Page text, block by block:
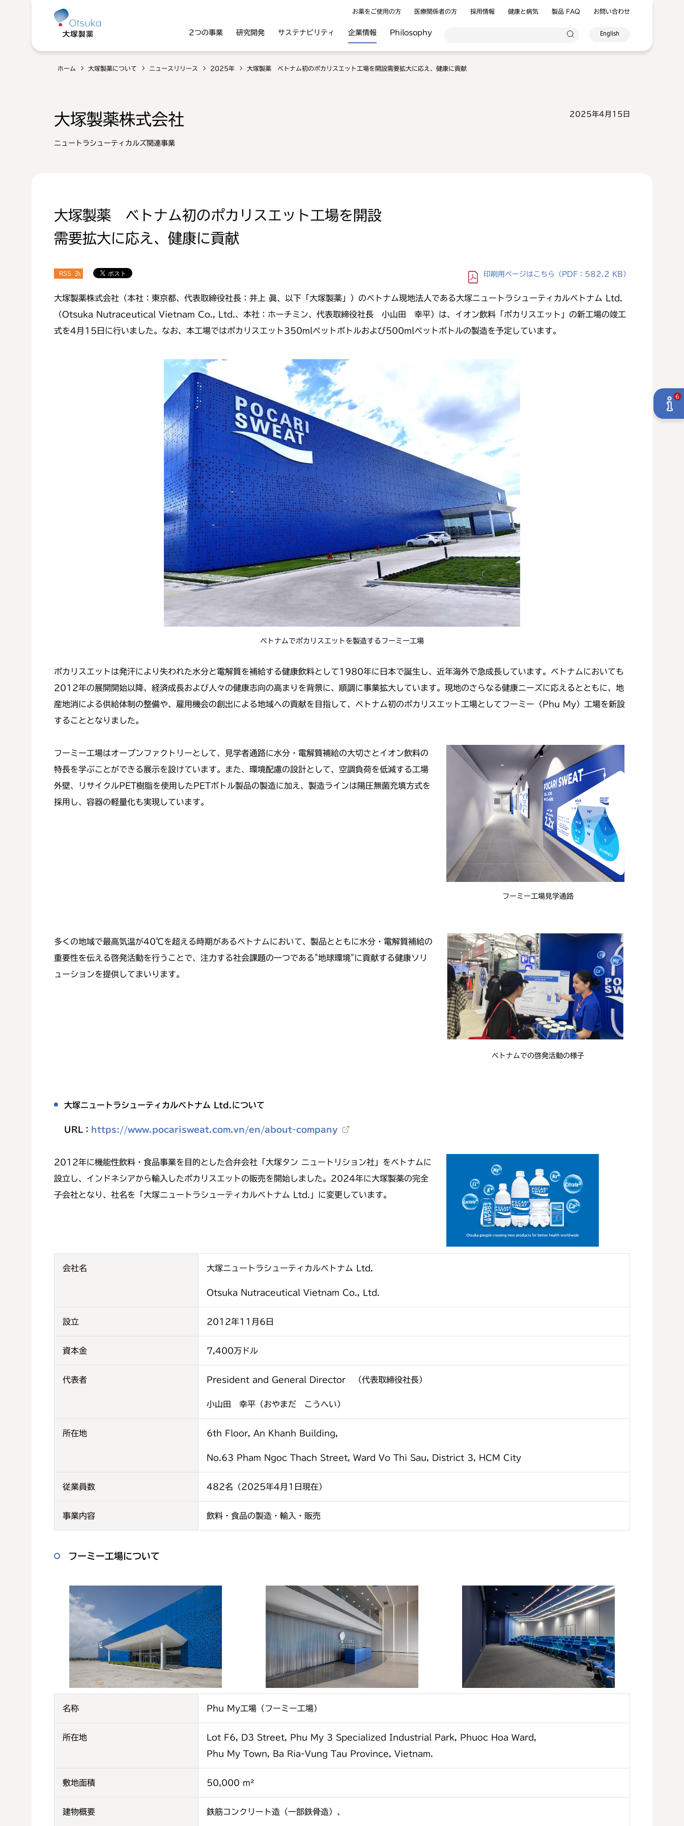
お薬をご使用の方 医療関係者の方 採用情報 健康と病気 製品 FAQ お問い合わせ
2つの事業 研究開発 サステナビリティ 企業情報 Philosophy English
ホーム 大塚製薬について ニュースリリース 2025年 大塚製薬 ベトナム初のポカリスエット工場を開設需要拡大に応え、健康に貢献
大塚製薬株式会社
ニュートラシューティカルズ関連事業
2025年4月15日
大塚製薬 ベトナム初のポカリスエット工場を開設
需要拡大に応え、健康に貢献
RSS 印刷用ページはこちら （PDF：582.2 KB）
大塚製薬株式会社（本社：東京都、代表取締役社長：井上 眞、以下「大塚製薬」）のベトナム現地法人である大塚ニュートラシューティカルベトナム Ltd.
（Otsuka Nutraceutical Vietnam Co., Ltd.、本社：ホーチミン、代表取締役社長 小山田 幸平）は、イオン飲料「ポカリスエット」の新工場の竣工
式を4月15日に行いました。なお、本工場ではポカリスエット350mlペットボトルおよび500mlペットボトルの製造を予定しています。
ベトナムでポカリスエットを製造するフーミー工場
ポカリスエットは発汗により失われた水分と電解質を補給する健康飲料として1980年に日本で誕生し、近年海外で急成長しています。ベトナムにおいても
2012年の展開開始以降、経済成長および人々の健康志向の高まりを背景に、順調に事業拡大しています。現地のさらなる健康ニーズに応えるとともに、地
産地消による供給体制の整備や、雇用機会の創出による地域への貢献を目指して、ベトナム初のポカリスエット工場としてフーミー（Phu My）工場を新設
することとなりました。
フーミー工場見学通路
フーミー工場はオープンファクトリーとして、見学者通路に水分・電解質補給の大切さとイオン飲料の
特長を学ぶことができる展示を設けています。また、環境配慮の設計として、空調負荷を低減する工場
外壁、リサイクルPET樹脂を使用したPETボトル製品の製造に加え、製造ラインは陽圧無菌充填方式を
採用し、容器の軽量化も実現しています。
ベトナムでの啓発活動の様子
多くの地域で最高気温が40℃を超える時期があるベトナムにおいて、製品とともに水分・電解質補給の
重要性を伝える啓発活動を行うことで、注力する社会課題の一つである"地球環境"に貢献する健康ソリ
ューションを提供してまいります。
大塚ニュートラシューティカルベトナム Ltd.について
URL： https://www.pocarisweat.com.vn/en/about-company
2012年に機能性飲料・食品事業を目的とした合弁会社「大塚タン ニュートリション社」をベトナムに
設立し、インドネシアから輸入したポカリスエットの販売を開始しました。 2024年に大塚製薬の完全
子会社となり、社名を「大塚ニュートラシューティカルベトナム
Ltd. 」に変更しています。
会社名 大塚ニュートラシューティカルベトナム Ltd.
Otsuka Nutraceutical Vietnam Co., Ltd.
設立 2012年11月6日
資本金 7,400万ドル
代表者 President and General Director （代表取締役社長）
小山田 幸平（おやまだ こうへい）
所在地 6th Floor, An Khanh Building,
No.63 Pham Ngoc Thach Street, Ward Vo Thi Sau, District 3, HCM City
従業員数 482名（2025年4月1日現在）
事業内容 飲料・食品の製造・輸入・販売
フーミー工場について
名称 Phu My工場（フーミー工場）
所在地
Lot F6, D3 Street, Phu My 3 Specialized Industrial Park, Phuoc Hoa Ward,
Phu My Town, Ba Ria-Vung Tau Province, Vietnam.
敷地面積 50,000 m²
建物概要 鉄筋コンクリート造（一部鉄骨造）、
6